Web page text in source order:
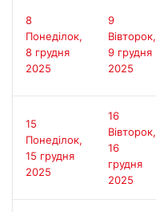
8
Понеділок,
8 грудня
2025
9
Вівторок,
9 грудня
2025
15
Понеділок,
15 грудня
2025
16
Вівторок,
16
грудня
2025